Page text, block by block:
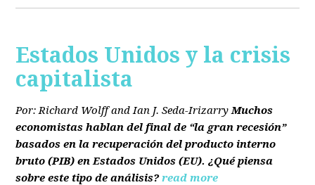
Estados Unidos y la crisis
capitalista
Por: Richard Wolff and Ian J. Seda-Irizarry Muchos
economistas hablan del final de “la gran recesión”
basados en la recuperación del producto interno
bruto(PIB)en Estados Unidos(EU). ¿Qué piensa
sobre este tipo de análisis? read more